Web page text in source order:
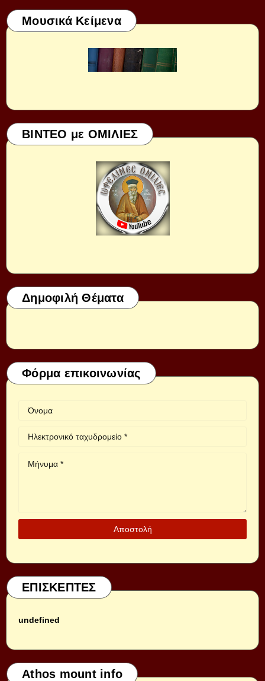
Μουσικά Κείμενα
ΒΙΝΤΕΟ με ΟΜΙΛΙΕΣ
Δημοφιλή Θέματα
Φόρμα επικοινωνίας
ΕΠΙΣΚΕΠΤΕΣ
undefined
Athos mount info